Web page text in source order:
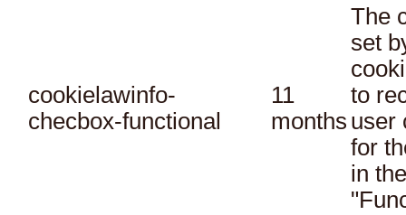
cookielawinfo-
checbox-functional
11
months
The
set
to
user
for
in